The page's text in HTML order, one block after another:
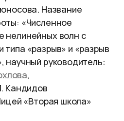
Название
«Численное
нелинейных волн с
типа «разрыв» и «разрыв
научный руководитель:
,
Кандидов
«Вторая школа»